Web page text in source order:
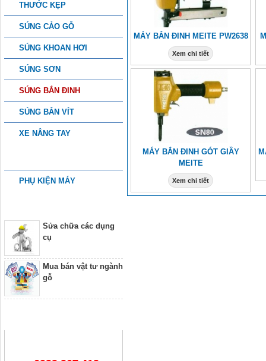
THƯỚC KẸP
SÚNG CẢO GỖ
SÚNG KHOAN HƠI
SÚNG SƠN
SÚNG BẮN ĐINH
SÚNG BẮN VÍT
XE NÂNG TAY
PHỤ KIỆN MÁY
Sửa chữa các dụng
cụ
Mua bán vật tư ngành
gỗ
MÁY BẮN ĐINH MEITE PW2638
Xem chi tiết
MÁY BẮN ĐINH GÓT GIẦY
MEITE
Xem chi tiết